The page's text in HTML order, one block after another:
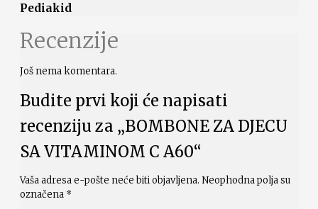
Pediakid
Recenzije
Još nema komentara.
Budite prvi koji će napisati
recenziju za „BOMBONE ZA DJECU
SA VITAMINOM C A60“
Vaša adresa e-pošte neće biti objavljena. Neophodna polja su
označena *